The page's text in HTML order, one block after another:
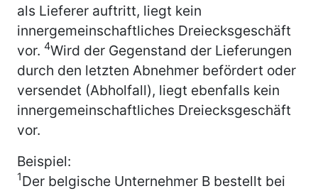
als Lieferer auftritt, liegt kein
innergemeinschaftliches Dreiecksgeschäft
vor. 4Wird der Gegenstand der Lieferungen
durch den letzten Abnehmer befördert oder
versendet (Abholfall), liegt ebenfalls kein
innergemeinschaftliches Dreiecksgeschäft
vor.
Beispiel:
1Der belgische Unternehmer B bestellt bei